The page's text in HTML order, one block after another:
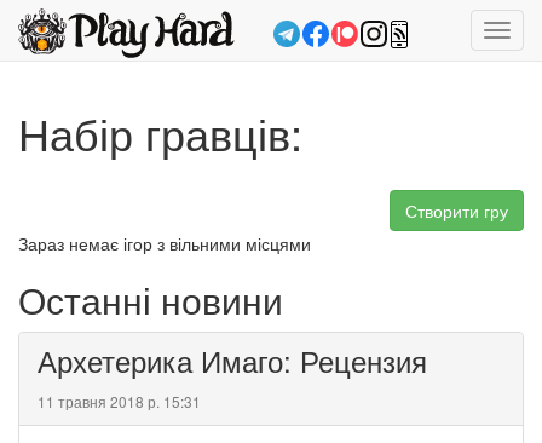
Набір гравців:
Створити гру
Зараз немає ігор з вільними місцями
Останні новини
Архетерика Имаго: Рецензия
11 травня 2018 р. 15:31